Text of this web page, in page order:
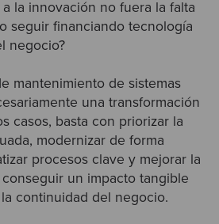
la innovación no fuera la falta
seguir financiando tecnología
negocio?
mantenimiento de sistemas
una transformación
casos, basta con priorizar la
modernizar de forma
procesos clave y mejorar la
un impacto tangible
continuidad del negocio.